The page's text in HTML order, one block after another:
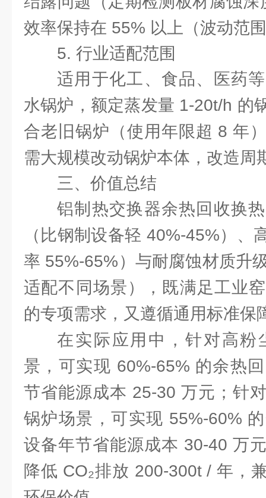
效率保持在 55% 以上（波动范
5. 行业适配范围
适用于化工、食品、医药
水锅炉，额定蒸发量 1-20t/h 的
合老旧锅炉（使用年限超 8 年
需大规模改动锅炉本体，改造周
三、价值总结
铝制热交换器余热回收换
（比钢制设备轻 40%-45%）、
率 55%-65%）与耐腐蚀材质升
适配不同场景），既满足工业
的专项需求，又遵循通用标准保
在实际应用中，针对高粉
景，可实现 60%-65% 的余热
节省能源成本 25-30 万元；针
锅炉场景，可实现 55%-60%
设备年节省能源成本 30-40 万
降低 CO₂排放 200-300t / 年，